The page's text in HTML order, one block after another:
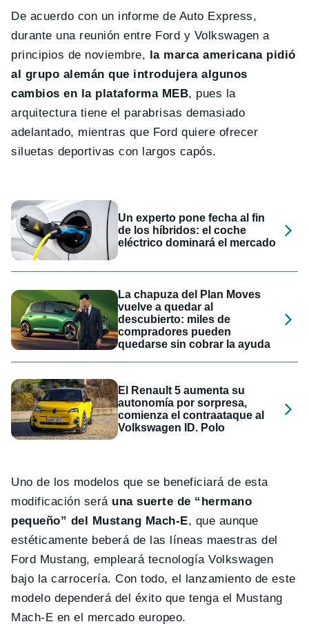
De acuerdo con un informe de Auto Express,
durante una reunión entre Ford y Volkswagen a
principios de noviembre,
la marca americana pidió
al grupo alemán que introdujera algunos
cambios en la plataforma MEB, pues la
arquitectura tiene el parabrisas demasiado
adelantado, mientras que Ford quiere ofrecer
siluetas deportivas con largos capós.
Un experto pone fecha al fin
de los híbridos: el coche
eléctrico dominará el mercado
La chapuza del Plan Moves
vuelve a quedar al
descubierto: miles de
compradores pueden
quedarse sin cobrar la ayuda
El Renault 5 aumenta su
autonomía por sorpresa,
comienza el contraataque al
Volkswagen ID. Polo
Uno de los modelos que se beneficiará de esta
modificación será una suerte de “hermano
pequeño” del Mustang Mach-E, que aunque
estéticamente beberá de las líneas maestras del
Ford Mustang, empleará tecnología Volkswagen
bajo la carrocería. Con todo, el lanzamiento de este
modelo dependerá del éxito que tenga el Mustang
Mach-E en el mercado europeo.